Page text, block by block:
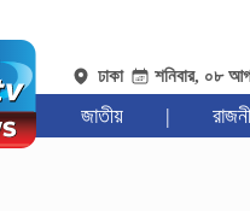
ঢাকা শনিবার, ০৮
জাতীয় |